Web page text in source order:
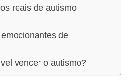
reais de autismo
de
vencer o autismo?